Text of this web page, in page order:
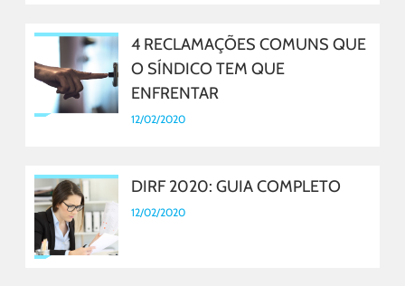
4 RECLAMAÇÕES COMUNS QUE
O SÍNDICO TEM QUE
ENFRENTAR
12/02/2020
DIRF 2020: GUIA COMPLETO
12/02/2020